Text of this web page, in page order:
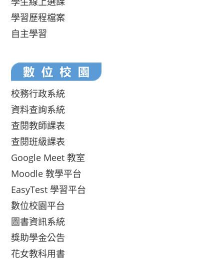
學習歷程檔案
自主學習
校務行政系統
資料查詢系統
查閱教師課表
查閱班級課表
Google Meet 教室
Moodle 教學平台
EasyTest 學習平台
數位校園平台
圖書資訊系統
獎助學金公告
花女教科用書